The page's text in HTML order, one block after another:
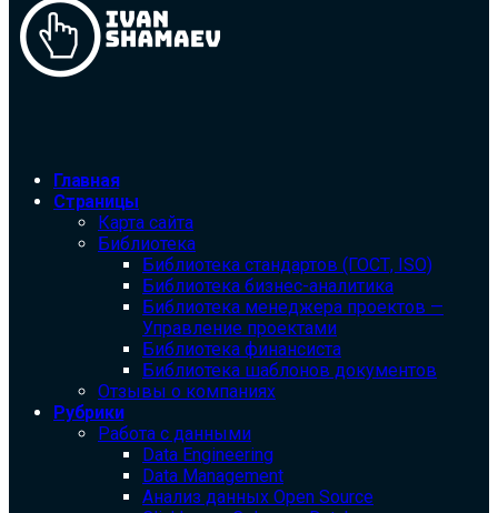
Главная
Страницы
Карта сайта
Библиотека
Библиотека cтандартов (ГОСТ, ISO)
Библиотека бизнес-аналитика
Библиотека менеджера проектов —
Управление проектами
Библиотека финансиста
Библиотека шаблонов документов
Отзывы о компаниях
Рубрики
Работа с данными
Data Engineering
Data Management
Анализ данных Open Source